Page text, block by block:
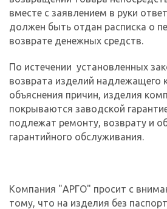
вместе с заявлением в руки
должен быть отдан расписка о
возврате денежных средств.
По истечении установленных
возврата изделий надлежащего
объяснения причин, изделия
покрываются заводской
подлежат ремонту, возврату и
гарантийного обслуживания.
Компания "АРГО" просит с
тому, что на изделия без